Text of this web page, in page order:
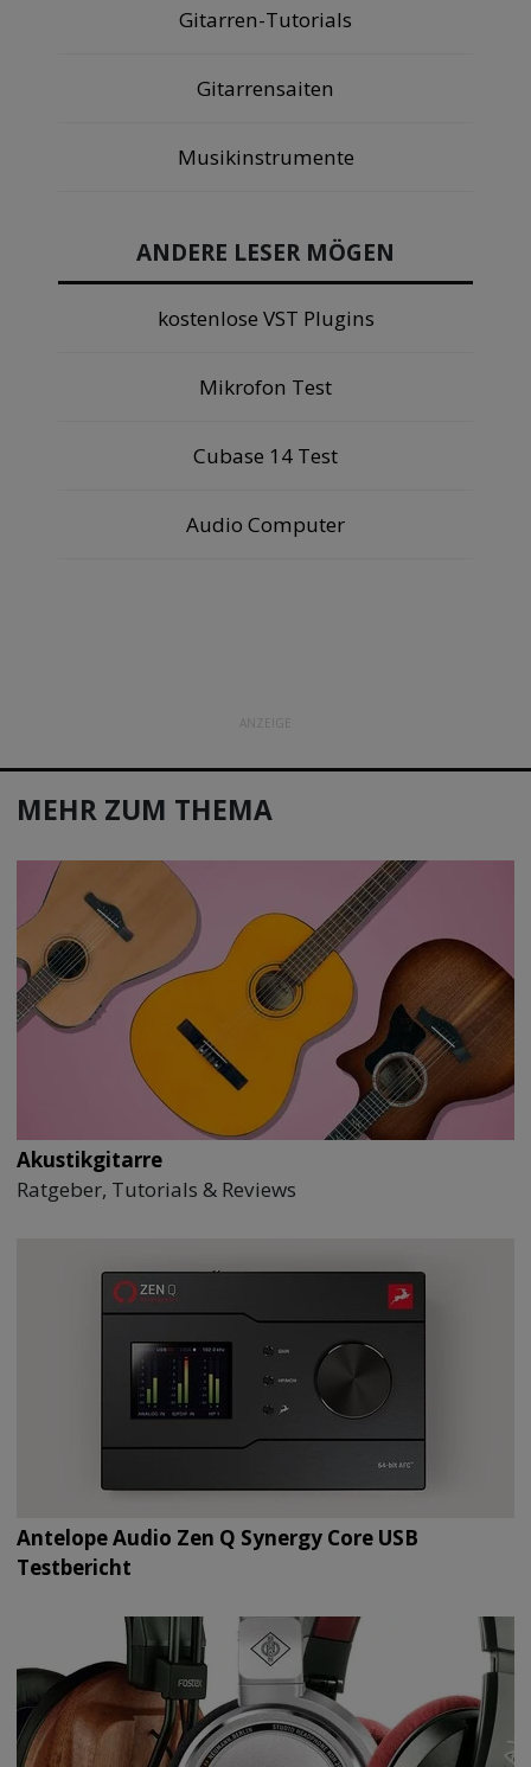
Gitarren-Tutorials
Gitarrensaiten
Musikinstrumente
ANDERE LESER MÖGEN
kostenlose VST Plugins
Mikrofon Test
Cubase 14 Test
Audio Computer
ANZEIGE
MEHR ZUM THEMA
Akustikgitarre
Ratgeber, Tutorials & Reviews
Antelope Audio Zen Q Synergy Core USB
Testbericht